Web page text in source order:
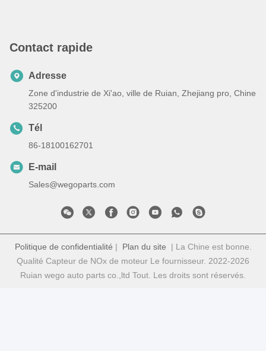
Contact rapide
Adresse
Zone d'industrie de Xi'ao, ville de Ruian, Zhejiang pro, Chine
325200
Tél
86-18100162701
E-mail
Sales@wegoparts.com
Politique de confidentialité | Plan du site | La Chine est bonne.
Qualité Capteur de NOx de moteur Le fournisseur. 2022-2026
Ruian wego auto parts co.,ltd Tout. Les droits sont réservés.